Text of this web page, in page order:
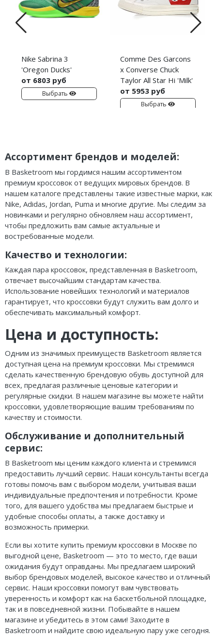
Nike Sabrina 3
'Oregon Ducks'
от 6803 руб
Выбрать
Comme Des Garcons
x Converse Chuck
Taylor All Star Hi 'Milk'
от 5953 руб
Выбрать
Ассортимент брендов и моделей:
В Basketroom мы гордимся нашим ассортиментом
премиум кроссовок от ведущих мировых брендов. В
нашем каталоге представлены такие известные марки, как
Nike, Adidas, Jordan, Puma и многие другие. Мы следим за
новинками и регулярно обновляем наш ассортимент,
чтобы предложить вам самые актуальные и
востребованные модели.
Качество и технологии:
Каждая пара кроссовок, представленная в Basketroom,
отвечает высочайшим стандартам качества.
Использование новейших технологий и материалов
гарантирует, что кроссовки будут служить вам долго и
обеспечивать максимальный комфорт.
Цена и доступность:
Одним из значимых преимуществ Basketroom является
доступная цена на премиум кроссовки. Мы стремимся
сделать качественную брендовую обувь доступной для
всех, предлагая различные ценовые категории и
регулярные скидки. В нашем магазине вы можете найти
кроссовки, удовлетворяющие вашим требованиям по
качеству и стоимости.
Обслуживание и дополнительный
сервис:
В Basketroom мы ценим каждого клиента и стремимся
предоставить лучший сервис. Наши консультанты всегда
готовы помочь вам с выбором модели, учитывая ваши
индивидуальные предпочтения и потребности. Кроме
того, для вашего удобства мы предлагаем быстрые и
удобные способы оплаты, а также доставку и
возможность примерки.
Если вы хотите купить премиум кроссовки в Москве по
выгодной цене, Basketroom — это то место, где ваши
ожидания будут оправданы. Мы предлагаем широкий
выбор брендовых моделей, высокое качество и отличный
сервис. Наши кроссовки помогут вам чувствовать
уверенность и комфорт как на баскетбольной площадке,
так и в повседневной жизни. Побывайте в нашем
магазине и убедитесь в этом сами! Заходите в
Basketroom и найдите свою идеальную пару уже сегодня.